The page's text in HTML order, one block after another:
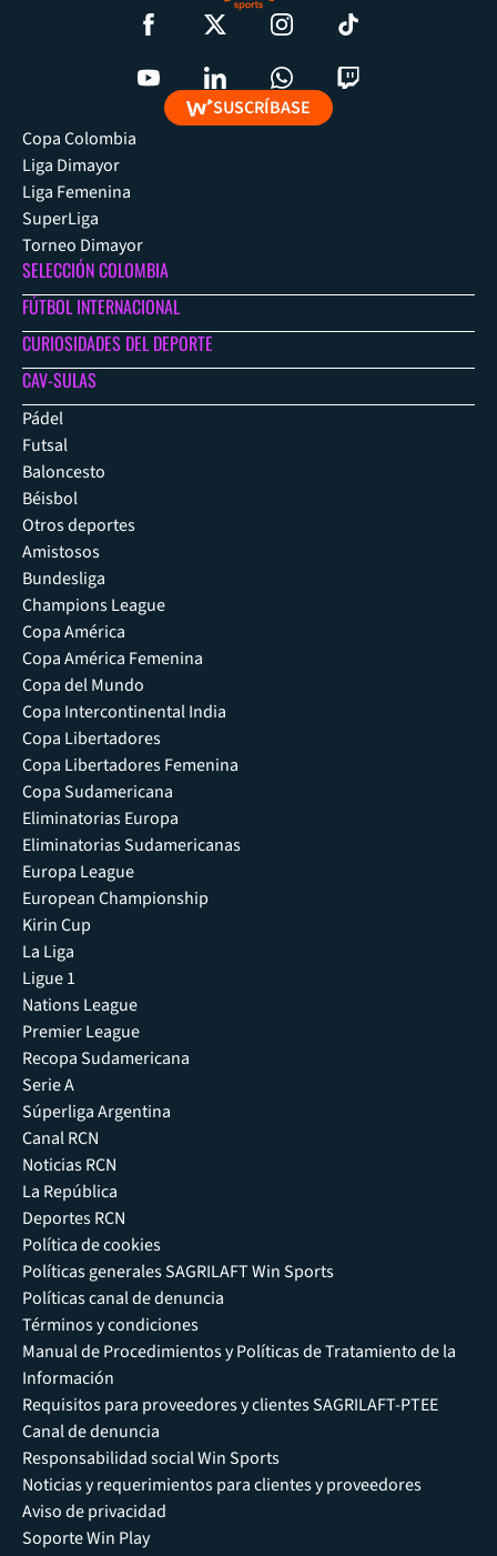
SUSCRÍBASE
Copa Colombia
Liga Dimayor
Liga Femenina
SuperLiga
Torneo Dimayor
SELECCIÓN COLOMBIA
FÚTBOL INTERNACIONAL
CURIOSIDADES DEL DEPORTE
CAV-SULAS
Pádel
Futsal
Baloncesto
Béisbol
Otros deportes
Amistosos
Bundesliga
Champions League
Copa América
Copa América Femenina
Copa del Mundo
Copa Intercontinental India
Copa Libertadores
Copa Libertadores Femenina
Copa Sudamericana
Eliminatorias Europa
Eliminatorias Sudamericanas
Europa League
European Championship
Kirin Cup
La Liga
Ligue 1
Nations League
Premier League
Recopa Sudamericana
Serie A
Súperliga Argentina
Canal RCN
Noticias RCN
La República
Deportes RCN
Política de cookies
Políticas generales SAGRILAFT Win Sports
Políticas canal de denuncia
Términos y condiciones
Manual de Procedimientos y Políticas de Tratamiento de la
Información
Requisitos para proveedores y clientes SAGRILAFT-PTEE
Canal de denuncia
Responsabilidad social Win Sports
Noticias y requerimientos para clientes y proveedores
Aviso de privacidad
Soporte Win Play